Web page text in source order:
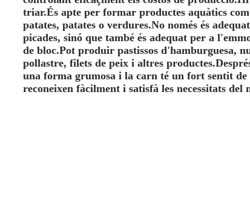
triar.És apte per formar productes aquàtics
patates, patates o verdures.No només és
picades, sinó que també és adequat per a
de bloc.Pot produir pastissos d'hamburguesa,
pollastre, filets de peix i altres
una forma grumosa i la carn té un fort sentit
reconeixen fàcilment i satisfà les necessitats del